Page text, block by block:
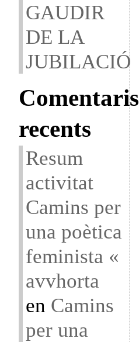
GAUDIR
DE LA
JUBILACIÓ
Comentaris
recents
Resum
activitat
Camins per
una poètica
feminista «
avvhorta
en Camins
per una